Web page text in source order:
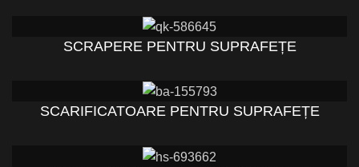
SCRAPERE PENTRU SUPRAFEȚE
SCARIFICATOARE PENTRU SUPRAFEȚE